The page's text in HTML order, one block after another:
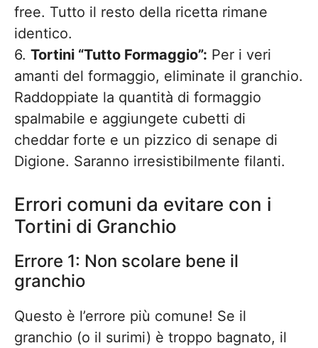
free. Tutto il resto della ricetta rimane
identico.
6. Tortini “Tutto Formaggio”: Per i veri
amanti del formaggio, eliminate il granchio.
Raddoppiate la quantità di formaggio
spalmabile e aggiungete cubetti di
cheddar forte e un pizzico di senape di
Digione. Saranno irresistibilmente filanti.
Errori comuni da evitare con i
Tortini di Granchio
Errore 1: Non scolare bene il
granchio
Questo è l’errore più comune! Se il
granchio (o il surimi) è troppo bagnato, il